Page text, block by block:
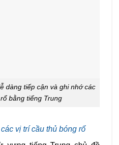
dàng tiếp cận và ghi nhớ các
bằng tiếng Trung
vị trí cầu thủ bóng rổ